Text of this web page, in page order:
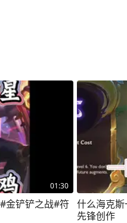
01:30
金铲铲之战#符
什么海克
先锋创作